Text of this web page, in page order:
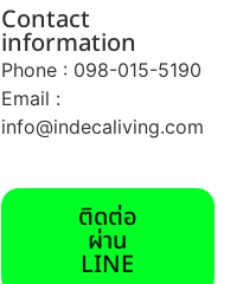
Contact
information
Phone : 098-015-5190
Email :
info@indecaliving.com
ติดต่อ
ผ่าน
LINE